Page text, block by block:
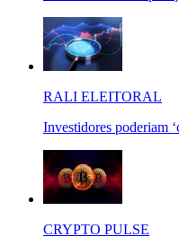
RALI ELEITORAL
Investidores poderiam
CRYPTO PULSE